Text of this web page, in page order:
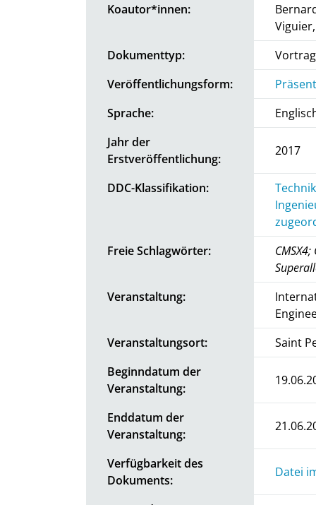
Koautor*innen:
Dokumenttyp:
Vortrag
Veröffentlichungsform:
Sprache:
Jahr der
Erstveröffentlichung:
2017
DDC-Klassifikation:
Freie Schlagwörter:
Veranstaltung:
Veranstaltungsort:
Saint
Beginndatum der
Veranstaltung:
Enddatum der
Veranstaltung:
Verfügbarkeit des
Dokuments:
Datei